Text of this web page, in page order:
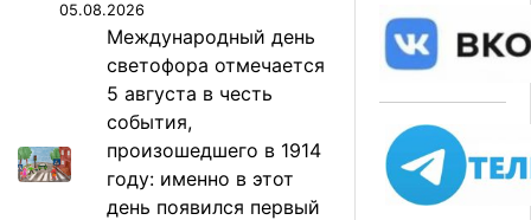
05.08.2026
Международный день
светофора отмечается
5 августа в честь
события,
произошедшего в 1914
году: именно в этот
день появился первый